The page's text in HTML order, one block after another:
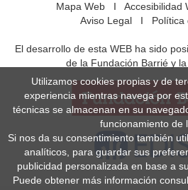
Mapa WebI Accesibilidad
Aviso Legal I Política
El desarrollo de esta WEB ha sido
de la Fundación Barrié y
Utilizamos cookies propias y de
experiencia mientras navega por
técnicas se almacenan en su
funcionamiento de
Si nos da su consentimiento también
analíticos, para guardar sus
publicidad personalizada en base a
Puede obtener más información